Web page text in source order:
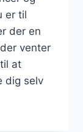
er til
der en
venter
at
dig selv